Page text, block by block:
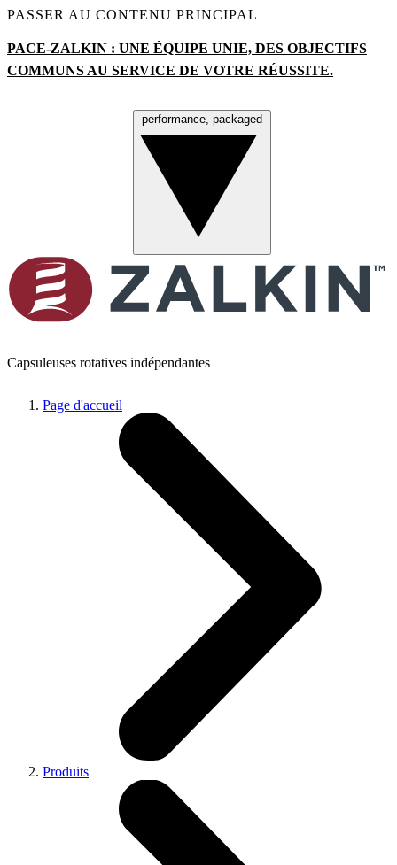
PASSER AU CONTENU PRINCIPAL
PACE-ZALKIN : UNE ÉQUIPE UNIE, DES OBJECTIFS
COMMUNS AU SERVICE DE VOTRE RÉUSSITE.
performance, packaged
Capsuleuses rotatives indépendantes
Page d'accueil
Produits